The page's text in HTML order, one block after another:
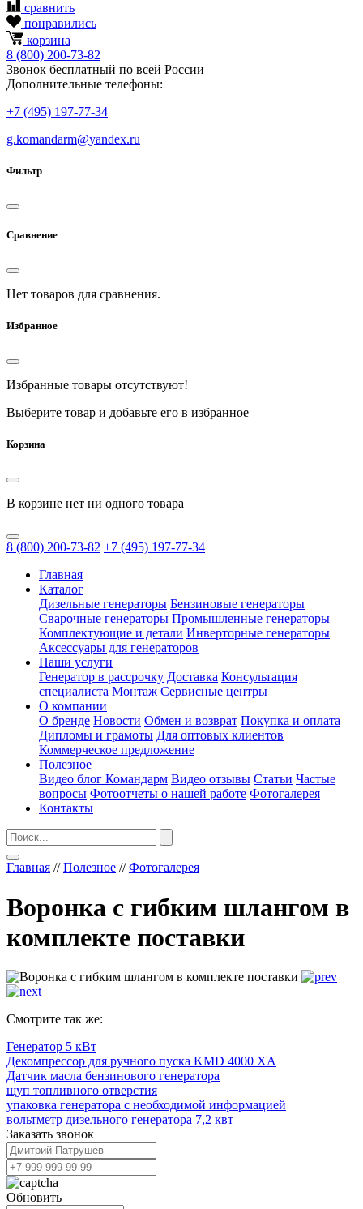
сравнить
понравились
корзина
8 (800) 200-73-82
Звонок бесплатный по всей России
Дополнительные телефоны:
+7 (495) 197-77-34
g.komandarm@yandex.ru
Фильтр
Сравнение
Нет товаров для сравнения.
Избранное
Избранные товары отсутствуют!
Выберите товар и добавьте его в избранное
Корзина
В корзине нет ни одного товара
8 (800) 200-73-82 +7 (495) 197-77-34
Главная
Каталог
Дизельные генераторы Бензиновые генераторы
Сварочные генераторы Промышленные генераторы
Комплектующие и детали Инверторные генераторы
Аксессуары для генераторов
Наши услуги
Генератор в рассрочку Доставка Консультация
специалиста Монтаж Сервисные центры
О компании
О бренде Новости Обмен и возврат Покупка и оплата
Дипломы и грамоты Для оптовых клиентов
Коммерческое предложение
Полезное
Видео блог Командарм Видео отзывы Статьи Частые
вопросы Фотоотчеты о нашей работе Фотогалерея
Контакты
Главная //Полезное //Фотогалерея
Воронка с гибким шлангом в
комплекте поставки
Смотрите так же:
Генератор 5 кВт
Декомпрессор для ручного пуска KMD 4000 XA
Датчик масла бензинового генератора
щуп топливного отверстия
упаковка генератора с необходимой информацией
вольтметр дизельного генератора 7,2 квт
Заказать звонок
Обновить